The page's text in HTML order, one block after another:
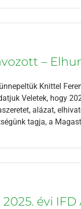
–
Knittel
Veletek, hogy
alázat,
tagja, a
évi